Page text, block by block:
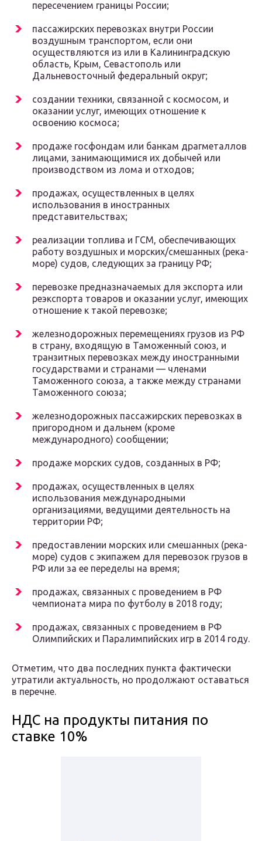
пересечением границы России;
пассажирских перевозках внутри России
воздушным транспортом, если они
осуществляются из или в Калининградскую
область, Крым, Севастополь или
Дальневосточный федеральный округ;
создании техники, связанной с космосом, и
оказании услуг, имеющих отношение к
освоению космоса;
продаже госфондам или банкам драгметаллов
лицами, занимающимися их добычей или
производством из лома и отходов;
продажах, осуществленных в целях
использования в иностранных
представительствах;
реализации топлива и ГСМ, обеспечивающих
работу воздушных и морских/смешанных (река-
море) судов, следующих за границу РФ;
перевозке предназначаемых для экспорта или
реэкспорта товаров и оказании услуг, имеющих
отношение к такой перевозке;
железнодорожных перемещениях грузов из РФ
в страну, входящую в Таможенный союз, и
транзитных перевозках между иностранными
государствами и странами — членами
Таможенного союза, а также между странами
Таможенного союза;
железнодорожных пассажирских перевозках в
пригородном и дальнем (кроме
международного) сообщении;
продаже морских судов, созданных в РФ;
продажах, осуществленных в целях
использования международными
организациями, ведущими деятельность на
территории РФ;
предоставлении морских или смешанных (река-
море) судов с экипажем для перевозок грузов в
РФ или за ее переделы на время;
продажах, связанных с проведением в РФ
чемпионата мира по футболу в 2018 году;
продажах, связанных с проведением в РФ
Олимпийских и Паралимпийских игр в 2014 году.
Отметим, что два последних пункта фактически
утратили актуальность, но продолжают оставаться
в перечне.
НДС на продукты питания по
ставке 10%